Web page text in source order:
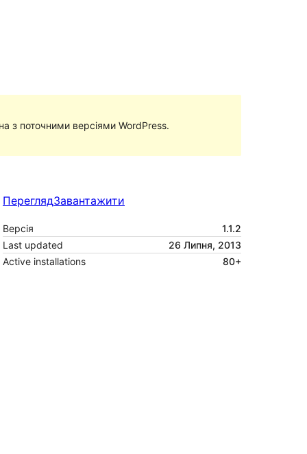
з поточними версіями WordPress.
ПереглядЗавантажити
Версія
1.1.2
Last updated
26 Липня, 2013
Active installations
80+